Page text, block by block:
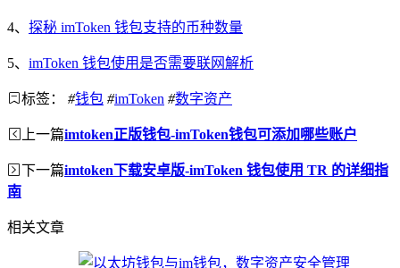
4、 探秘 imToken 钱包支持的币种数量
5、 imToken 钱包使用是否需要联网解析
标签： #钱包 #imToken #数字资产
上一篇imtoken正版钱包-imToken钱包可添加哪些账户
下一篇imtoken下载安卓版-imToken 钱包使用 TR 的详细指
南
相关文章